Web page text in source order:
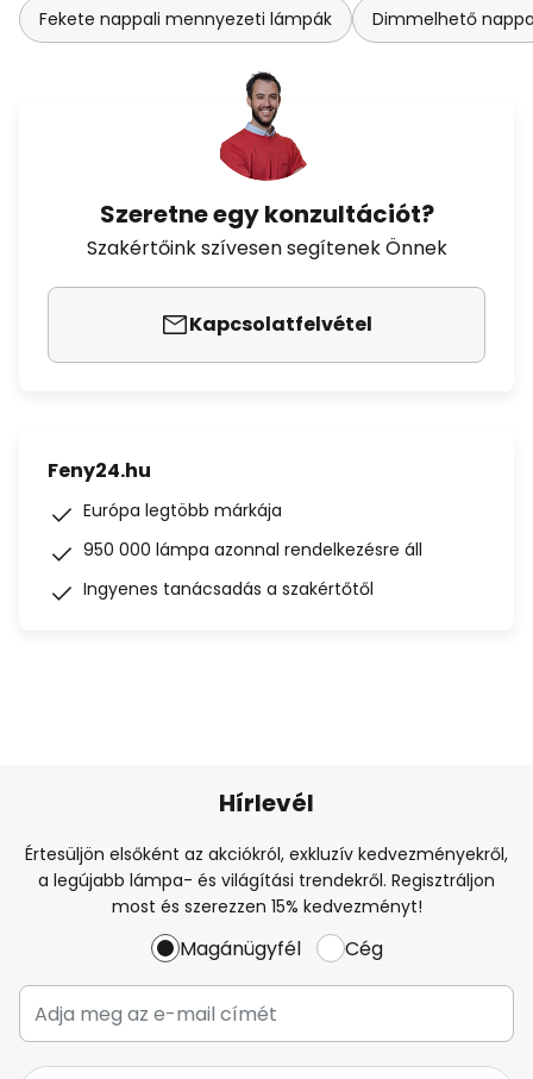
Fekete nappali mennyezeti lámpák Dimmelhető
Szeretne egy konzultációt?
Szakértőink szívesen segítenek Önnek
Kapcsolatfelvétel
Feny24.hu
Európa legtöbb márkája
950 000 lámpa azonnal rendelkezésre áll
Ingyenes tanácsadás a szakértőtől
Hírlevél
Értesüljön elsőként az akciókról, exkluzív kedvezményekről,
a legújabb lámpa- és világítási trendekről. Regisztráljon
most és szerezzen 15% kedvezményt!
Magánügyfél Cég